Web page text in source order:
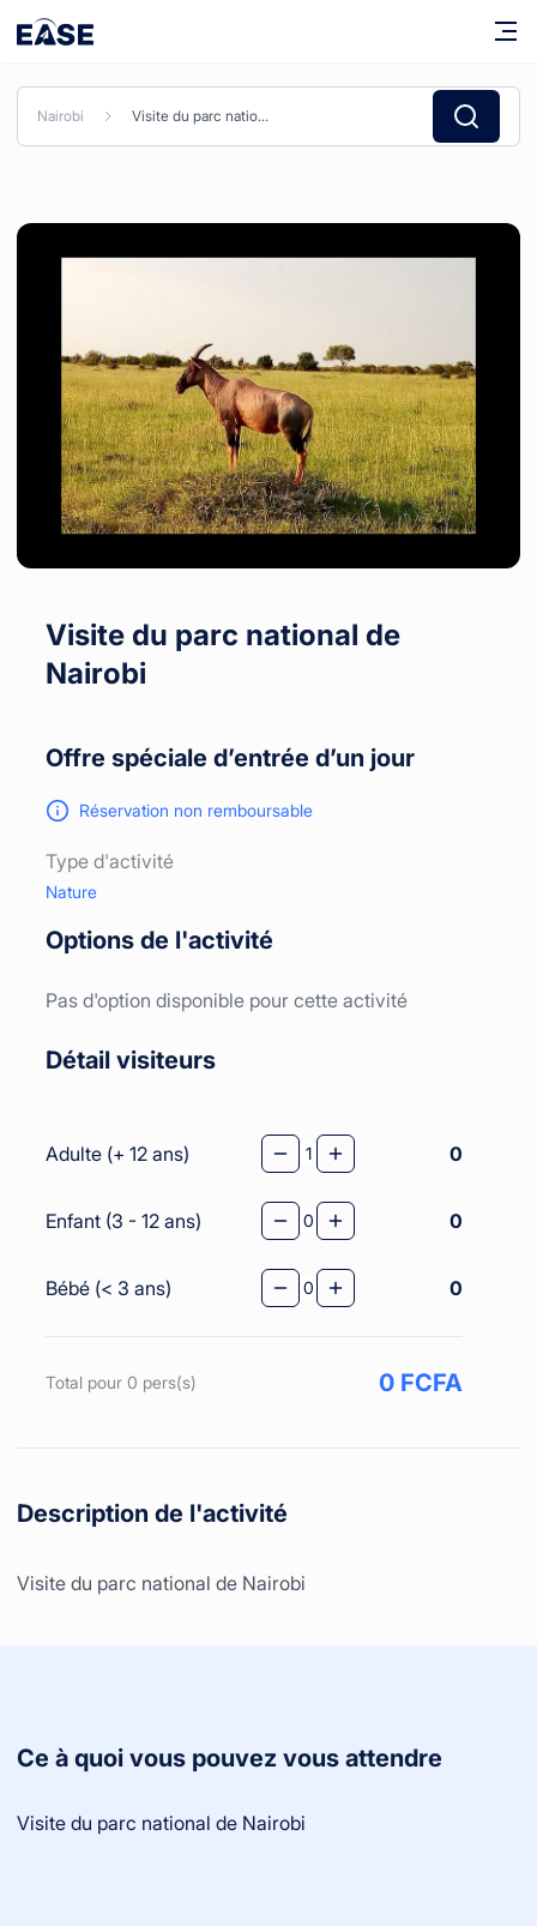
Nairobi Visite du parc national de Nairobi
Visite du parc national de
Nairobi
Offre spéciale d’entrée d’un jour
Réservation non remboursable
Type d'activité
Nature
Options de l'activité
Pas d'option disponible pour cette activité
Détail visiteurs
Adulte (+ 12 ans) 0
Enfant (3 - 12 ans) 0
Bébé (< 3 ans) 0
Total pour 0 pers(s) 0 FCFA
Description de l'activité
Visite du parc national de Nairobi
Ce à quoi vous pouvez vous attendre
Visite du parc national de Nairobi